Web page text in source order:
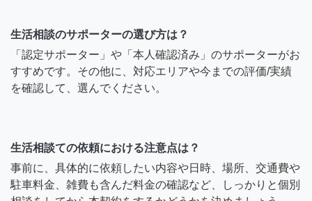
生活相談のサポーターの選び方は？
「認定サポーター」や「本人確認済み」のサポーターがお
すすめです。その他に、対応エリアや今までの評価/実績
を確認して、選んでください。
生活相談ての依頼における注意点は？
事前に、具体的に依頼したい内容や日時、場所、交通費や
駐車料金、雑費も含んだ料金の確認など、しっかりと個別